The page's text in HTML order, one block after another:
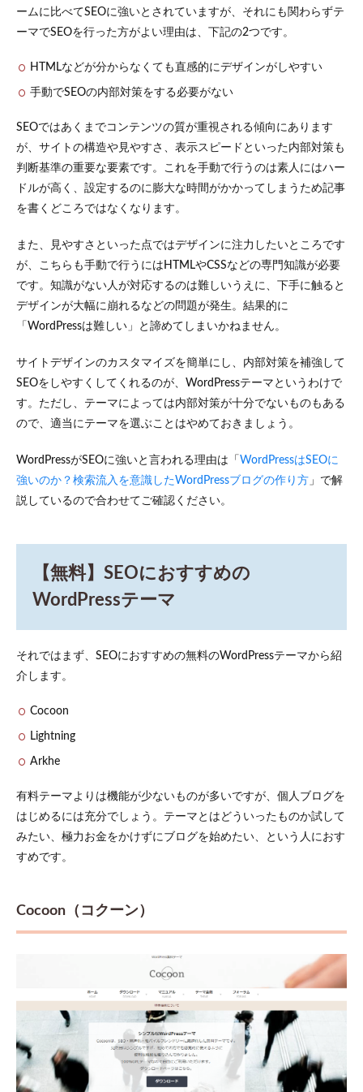
2.1
クーン）
2.2
イトニング）
ルケー）
料】SEO
におすす
WordPress
テーマ
3.1
SWELL（ス
ウェル）
ン）
3.3
Emanon
Pro（エ
4
WordPress
テーマの
4.1
内部
され
る
4.2
ポン
シブ
ザイ
ンで
4.3
速度
テーマの
選び方
まと
ームに比べてSEOに強いとされていますが、それにも関わらずテ
ーマでSEOを行った方がよい理由は、下記の2つです。
HTMLなどが分からなくても直感的にデザインがしやすい
手動でSEOの内部対策をする必要がない
SEOではあくまでコンテンツの質が重視される傾向にあります
が、サイトの構造や見やすさ、表示スピードといった内部対策も
判断基準の重要な要素です。これを手動で行うのは素人にはハー
ドルが高く、設定するのに膨大な時間がかかってしまうため記事
を書くどころではなくなります。
また、見やすさといった点ではデザインに注力したいところです
が、こちらも手動で行うにはHTMLやCSSなどの専門知識が必要
です。知識がない人が対応するのは難しいうえに、下手に触ると
デザインが大幅に崩れるなどの問題が発生。結果的に
「WordPressは難しい」と諦めてしまいかねません。
サイトデザインのカスタマイズを簡単にし、内部対策を補強して
SEOをしやすくしてくれるのが、WordPressテーマというわけで
す。ただし、テーマによっては内部対策が十分でないものもある
ので、適当にテーマを選ぶことはやめておきましょう。
WordPressがSEOに強いと言われる理由は「 WordPressはSEOに
強いのか？検索流入を意識したWordPressブログの作り方 」で解
説しているので合わせてご確認ください。
【無料】SEOにおすすめの
WordPressテーマ
それではまず、SEOにおすすめの無料のWordPressテーマから紹
介します。
Cocoon
Lightning
Arkhe
有料テーマよりは機能が少ないものが多いですが、個人ブログを
はじめるには充分でしょう。テーマとはどういったものか試して
みたい、極力お金をかけずにブログを始めたい、という人におす
すめです。
Cocoon（コクーン）